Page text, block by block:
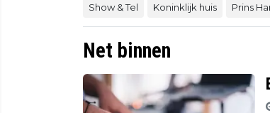
Show & Tel Koninklijk huis Prins
Net binnen